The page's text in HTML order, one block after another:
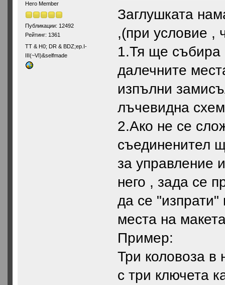
Hero Member
Публикации: 12492
Рейтинг: 1361
ТТ & Н0; DR & BDZ;ep.I-
III(~VI)&selfmade
Заглушката
,(при условие ,
1.Тя ще събира
далечните
изпълни
лъчевидна
2.Ако не се
съединенител
за управление
него , зада се
да се
места на
Пример:
Три коловоза в
с три ключета